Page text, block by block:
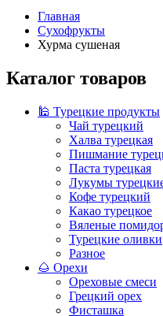
Главная
Сухофрукты
Хурма сушеная
Каталог товаров
🕌 Турецкие продукты
Чай турецкий
Халва турецкая
Пишмание
Паста турецкая
Лукумы
Кофе турецкий
Какао турецкое
Вяленые
Турецкие оливки
Разное
🌰 Орехи
Ореховые смеси
Грецкий орех
Фисташка